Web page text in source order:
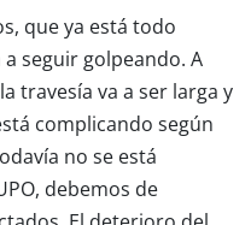
que ya está todo
seguir golpeando. A
travesía va a ser larga y
complicando según
no se está
debemos de